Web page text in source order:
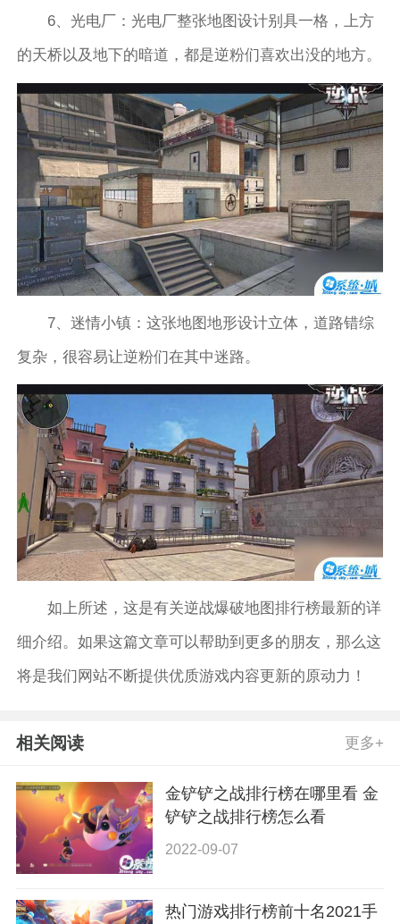
6、光电厂：光电厂整张地图设计别具一格，上方
的天桥以及地下的暗道，都是逆粉们喜欢出没的地方。
7、迷情小镇：这张地图地形设计立体，道路错综
复杂，很容易让逆粉们在其中迷路。
如上所述，这是有关逆战爆破地图排行榜最新的详
细介绍。如果这篇文章可以帮助到更多的朋友，那么这
将是我们网站不断提供优质游戏内容更新的原动力！
相关阅读 更多+
金铲铲之战排行榜在哪里看 金
铲铲之战排行榜怎么看
2022-09-07
热门游戏排行榜前十名2021手